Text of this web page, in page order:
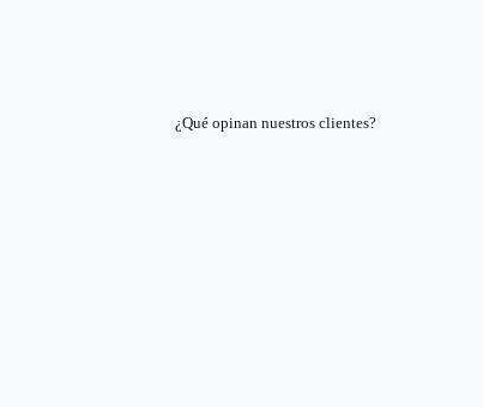
¿Qué opinan nuestros clientes?